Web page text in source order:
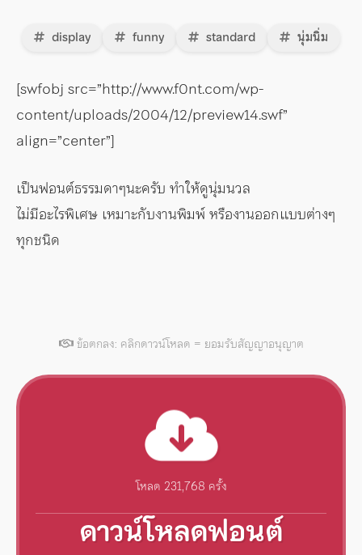
display funny standard นุ่มนิ่ม
[swfobj src=”http://www.f0nt.com/wp-
content/uploads/2004/12/preview14.swf”
align=”center”]
เป็นฟอนต์ธรรมดาๆนะครับ ทำให้ดูนุ่มนวล
ไม่มีอะไรพิเศษ เหมาะกับงานพิมพ์ หรืองานออกแบบต่างๆ
ทุกชนิด
ข้อตกลง: คลิกดาวน์โหลด = ยอมรับสัญญาอนุญาต
โหลด 231,768 ครั้ง
ดาวน์โหลดฟอนต์